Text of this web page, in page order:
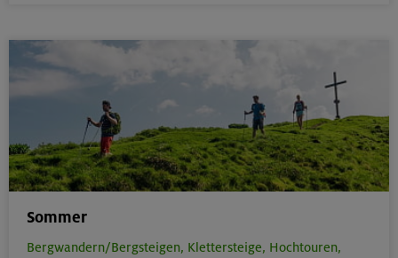
Sommer
Bergwandern/Bergsteigen, Klettersteige, Hochtouren,